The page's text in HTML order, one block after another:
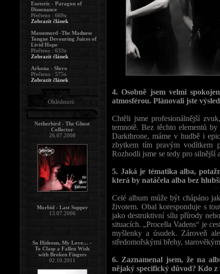
4. Osobně jsem velmi
atmosférou. Plánovali jste
Chtěli jsme profesionálnější
temnotě. Bez těchto elementů
Darkthrone, máme v hudbě i
zbytkem tím pravým vodítkem
Rozhodli jsme se tedy pro
5. Jaká je tématika alba,
která by natáčela alba bez
Celé album může být chápáno
životem. Obal koresponduje s
jako destruktivní sílu přírody
situacích. „Procella Vadens“ je
myšlenky a úsudek. Zároveň
středomořskými břehy,
6. Zaznamenal jsem, že na
nějaký specifický důvod? Kdo
Esoteric - Paragon of
Dissonance
Přečteno : 669x
Zobrazit článek
Massemord -The Madness
Tongue Devouring Juices of
Livid Hope
Přečteno : 633x
Zobrazit článek
Arkona - Slovo
Přečteno : 575x
Zobrazit článek
Ohlédnutí:
Netherbird - The Ghost
Collector
26.07.2008
Morbid - Last Supper
13.07.2006
So Hideous, My Love… -
To Clasp a Fallen Wish
with Broken Fingers
02.10.2011